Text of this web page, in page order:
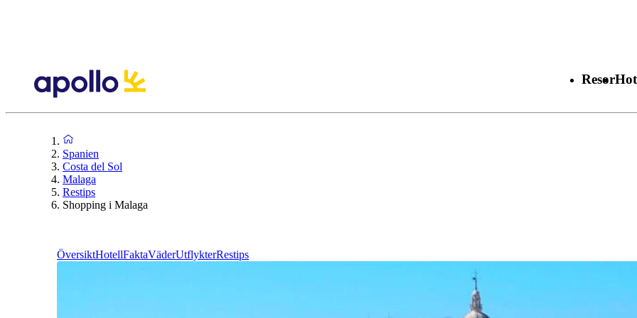
Resor
Spanien
Costa del Sol
Malaga
Restips
Shopping i Malaga
ÖversiktHotellFaktaVäderUtflykterRestips